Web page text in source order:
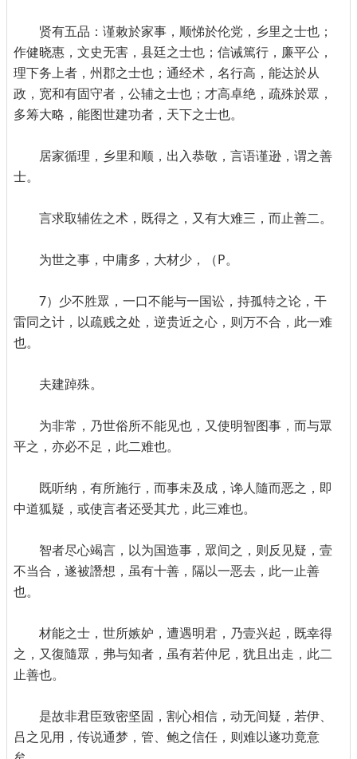
贤有五品：谨敕於家事，顺悌於伦党，乡里之士也；
作健晓惠，文史无害，县廷之士也；信诫篤行，廉平公，
理下务上者，州郡之士也；通经术，名行高，能达於从
政，宽和有固守者，公辅之士也；才高卓绝，疏殊於眾，
多筹大略，能图世建功者，天下之士也。
居家循理，乡里和顺，出入恭敬，言语谨逊，谓之善
士。
言求取辅佐之术，既得之，又有大难三，而止善二。
为世之事，中庸多，大材少，（P。
7）少不胜眾，一口不能与一国讼，持孤特之论，干
雷同之计，以疏贱之处，逆贵近之心，则万不合，此一难
也。
夫建踔殊。
为非常，乃世俗所不能见也，又使明智图事，而与眾
平之，亦必不足，此二难也。
既听纳，有所施行，而事未及成，谗人隨而恶之，即
中道狐疑，或使言者还受其尤，此三难也。
智者尽心竭言，以为国造事，眾间之，则反见疑，壹
不当合，遂被譖想，虽有十善，隔以一恶去，此一止善
也。
材能之士，世所嫉妒，遭遇明君，乃壹兴起，既幸得
之，又復隨眾，弗与知者，虽有若仲尼，犹且出走，此二
止善也。
是故非君臣致密坚固，割心相信，动无间疑，若伊、
吕之见用，传说通梦，管、鲍之信任，则难以遂功竟意